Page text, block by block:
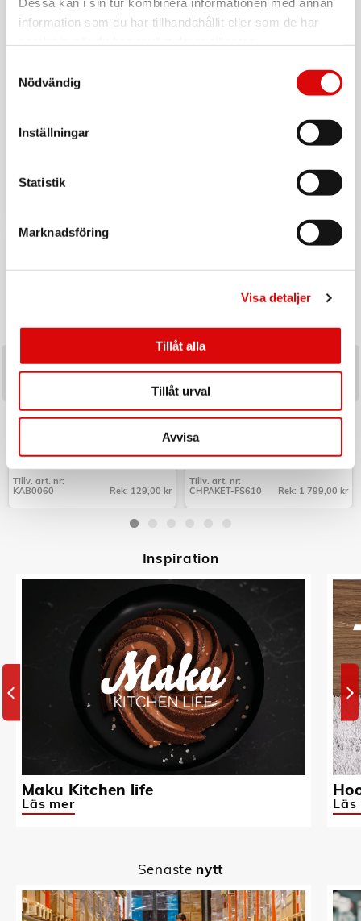
information som du har tillhandahållit eller som de har
Nödvändig
Inställningar
Statistik
Marknadsföring
Visa detaljer
Tillåt alla
Tillåt urval
Avvisa
Ladda upp inför hösten med ett handplockat sortiment av
produkter utvalda för säsongens efterfrågan och
LOGILINK
Cable box - Kabelgömma Small
Art nr:
KAB0060
Tillv. art. nr:
KAB0060
Rek: 129,00 kr
CHAMPION
Paket Frukostserie Creme White
Series
Art nr:
CHPAKET-FS610
Tillv. art. nr:
CHPAKET-FS610
Rek: 1 799,00 kr
Inspiration
Maku Kitchen life
Läs mer Läs
Senaste nytt